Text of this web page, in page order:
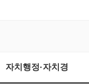
자치행정·자치경